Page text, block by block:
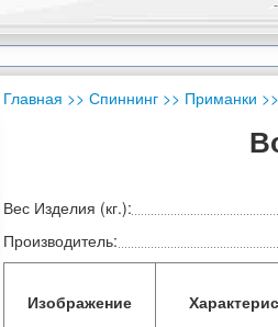
Главная >> Спиннинг>> Приманки
Вес Изделия (кг.):
Производитель:
Изображение